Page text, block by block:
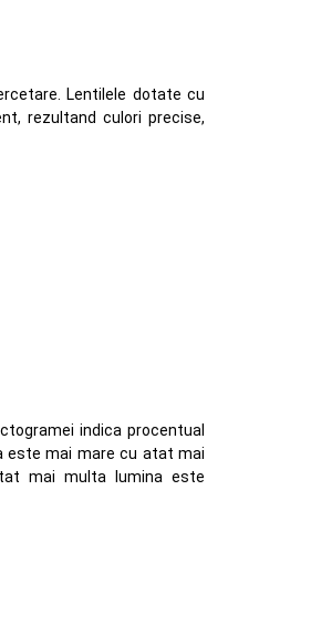
Lentilele dotate cu
rezultand culori precise,
indica procentual
este mai mare cu atat mai
mai multa lumina este